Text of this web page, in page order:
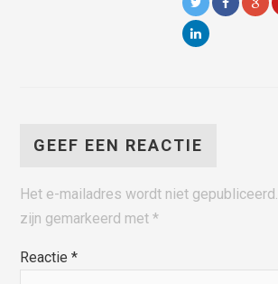
GEEF EEN REACTIE
Het e-mailadres wordt niet gepubliceerd.
zijn gemarkeerd met*
Reactie*